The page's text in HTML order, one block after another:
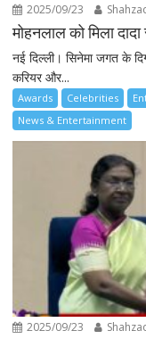
2025/09/23
मोहनलाल को मिला
नई दिल्ली। सिनेमा जगत के
करियर और...
Awards Celebrities
News & Entertainment
2025/09/23